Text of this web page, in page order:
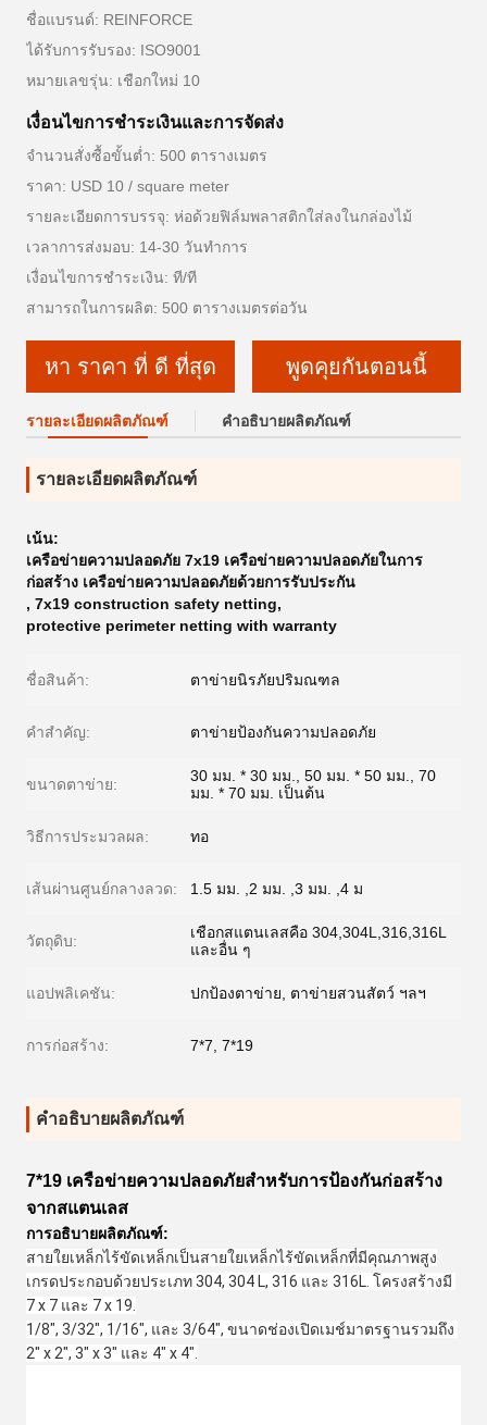
ชื่อแบรนด์: REINFORCE
ได้รับการรับรอง: ISO9001
หมายเลขรุ่น: เชือกใหม่ 10
เงื่อนไขการชำระเงินและการจัดส่ง
จำนวนสั่งซื้อขั้นต่ำ: 500 ตารางเมตร
ราคา: USD 10 / square meter
รายละเอียดการบรรจุ: ห่อด้วยฟิล์มพลาสติกใส่ลงในกล่องไม้
เวลาการส่งมอบ: 14-30 วันทำการ
เงื่อนไขการชำระเงิน: ที/ที
สามารถในการผลิต: 500 ตารางเมตรต่อวัน
หา ราคา ที่ ดี ที่สุด พูดคุยกันตอนนี้
รายละเอียดผลิตภัณฑ์ คำอธิบายผลิตภัณฑ์
รายละเอียดผลิตภัณฑ์
เน้น:
เครือข่ายความปลอดภัย 7x19 เครือข่ายความปลอดภัยในการ
ก่อสร้าง เครือข่ายความปลอดภัยด้วยการรับประกัน
, 7x19 construction safety netting,
protective perimeter netting with warranty
ชื่อสินค้า: ตาข่ายนิรภัยปริมณฑล
คำสำคัญ: ตาข่ายป้องกันความปลอดภัย
ขนาดตาข่าย:
30 มม. * 30 มม., 50 มม. * 50 มม., 70
มม. * 70 มม. เป็นต้น
วิธีการประมวลผล: ทอ
เส้นผ่านศูนย์กลางลวด: 1.5 มม. ,2 มม. ,3 มม. ,4 ม
วัตถุดิบ:
เชือกสแตนเลสคือ 304,304L,316,316L
และอื่น ๆ
แอปพลิเคชัน: ปกป้องตาข่าย, ตาข่ายสวนสัตว์ ฯลฯ
การก่อสร้าง: 7*7, 7*19
คำอธิบายผลิตภัณฑ์
7*19 เครือข่ายความปลอดภัยสําหรับการป้องกันก่อสร้าง
จากสแตนเลส
การอธิบายผลิตภัณฑ์:
สายใยเหล็กไร้ขัดเหล็กเป็นสายใยเหล็กไร้ขัดเหล็กที่มีคุณภาพสูง
เกรดประกอบด้วยประเภท 304, 304 L, 316 และ 316L. โครงสร้างมี
7 x 7 และ 7 x 19.
1/8", 3/32", 1/16", และ 3/64", ขนาดช่องเปิดเมช์มาตรฐานรวมถึง
2" x 2", 3" x 3" และ 4" x 4".